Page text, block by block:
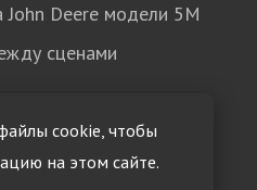
cookie, чтобы
на этом сайте.
John Deere модели 5М
сценами